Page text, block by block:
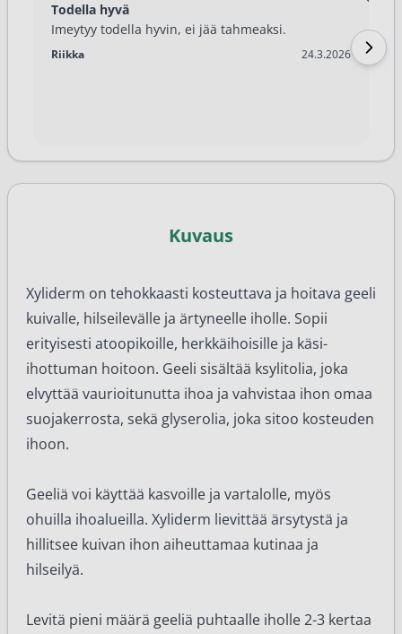
Todella hyvä
Imeytyy todella hyvin, ei jää tahmeaksi.
Riikka 24.3.2026
24.3.2026
Kuvaus
Xyliderm on tehokkaasti kosteuttava ja hoitava geeli
kuivalle, hilseilevälle ja ärtyneelle iholle. Sopii
erityisesti atoopikoille, herkkäihoisille ja käsi-
ihottuman hoitoon. Geeli sisältää ksylitolia, joka
elvyttää vaurioitunutta ihoa ja vahvistaa ihon omaa
suojakerrosta, sekä glyserolia, joka sitoo kosteuden
ihoon.
Geeliä voi käyttää kasvoille ja vartalolle, myös
ohuilla ihoalueilla. Xyliderm lievittää ärsytystä ja
hillitsee kuivan ihon aiheuttamaa kutinaa ja
hilseilyä.
Levitä pieni määrä geeliä puhtaalle iholle 2-3 kertaa